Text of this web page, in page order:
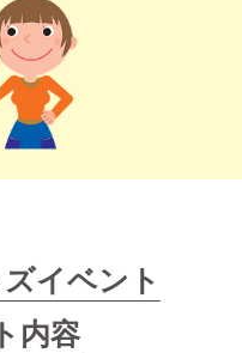
イベント
内容